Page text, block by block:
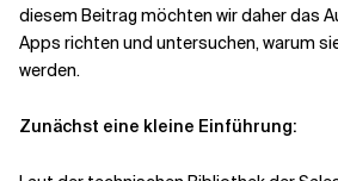
diesem Beitrag möchten wir daher das
Apps richten und untersuchen, warum
werden.
Zunächst eine kleine Einführung: